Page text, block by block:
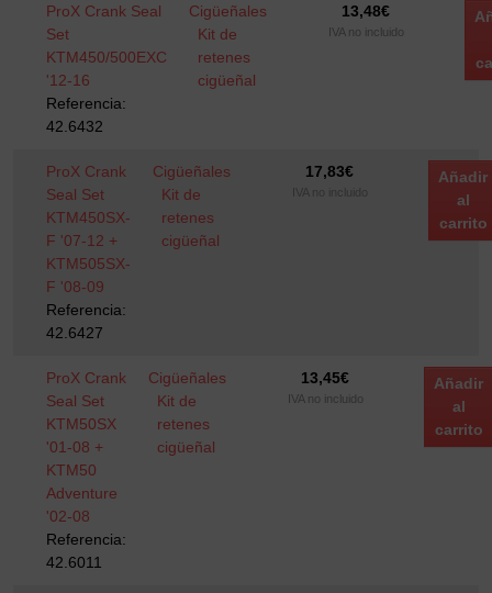
ProX Crank Seal
Set
KTM450/500EXC
'12-16
Referencia:
42.6432
Cigüeñales
Kit de
retenes
cigüeñal
13,48€
IVA no incluido
ProX Crank
Seal Set
KTM450SX-
F '07-12 +
KTM505SX-
F '08-09
Referencia:
42.6427
Cigüeñales
Kit de
retenes
cigüeñal
17,83€
IVA no incluido
Añadir
al
carrito
ProX Crank
Seal Set
KTM50SX
'01-08 +
KTM50
Adventure
'02-08
Referencia:
42.6011
Cigüeñales
Kit de
retenes
cigüeñal
13,45€
IVA no incluido
Añadir
al
carrito